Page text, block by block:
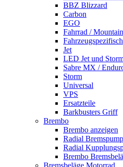
BBZ Blizzard
Carbon
EGO
Fahrrad /
Fahrzeugspezifisch
Jet
LED Jet und
Sabre MX /
Storm
Universal
VPS
Ersatzteile
Barkbusters Griff
Brembo
Brembo anzeigen
Radial
Radial
Brembo
Bremsbeläge Motorrad